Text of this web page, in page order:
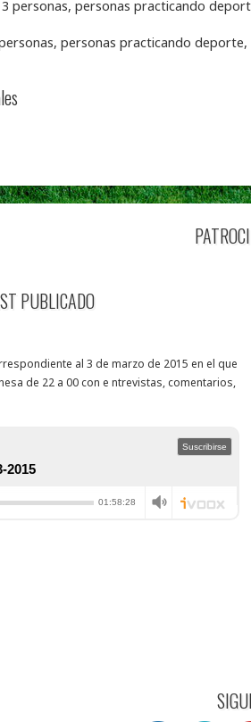
PUBLICADO
al 3 de marzo de 2015 en el que
de 22 a 00 con e ntrevistas, comentarios,